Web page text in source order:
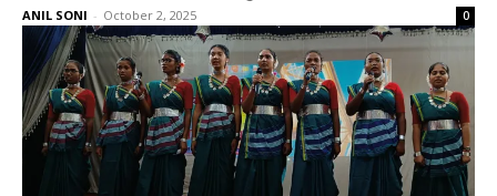
ANIL SONI - October 2, 2025 0